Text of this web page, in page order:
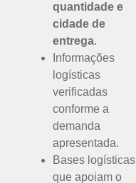
quantidade e
cidade de
entrega.
Informações
logísticas
verificadas
conforme a
demanda
apresentada.
Bases logísticas
que apoiam o